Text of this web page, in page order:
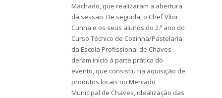
Machado, que realizaram a abertura
da sessão. De seguida, o Chef Vítor
Cunha e os seus alunos do 2.º ano do
Curso Técnico de Cozinha/Pastelaria
da Escola Profissional de Chaves
deram início à parte prática do
evento, que consistiu na aquisição de
produtos locais no Mercado
Municipal de Chaves, idealização das